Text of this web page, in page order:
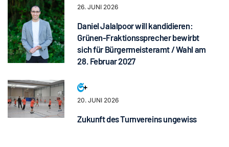
26. JUNI 2026
Daniel Jalalpoor will kandidieren:
Grünen-Fraktionssprecher bewirbt
sich für Bürgermeisteramt / Wahl am
28. Februar 2027
20. JUNI 2026
Zukunft des Turnvereins ungewiss